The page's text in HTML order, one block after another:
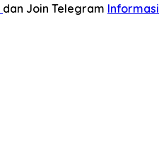
dan Join Telegram Informasi